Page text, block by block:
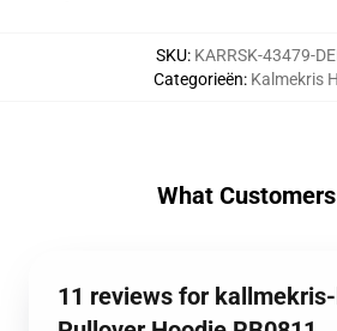
SKU: KARRSK-43479-
Categorieën: Kalmekris
What
11 reviews for